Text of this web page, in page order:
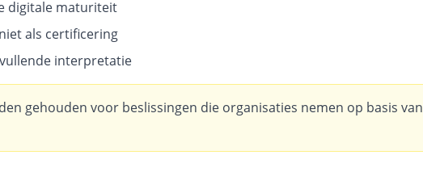
digitale maturiteit
als certificering
interpretatie
gehouden voor beslissingen die organisaties nemen op basis van